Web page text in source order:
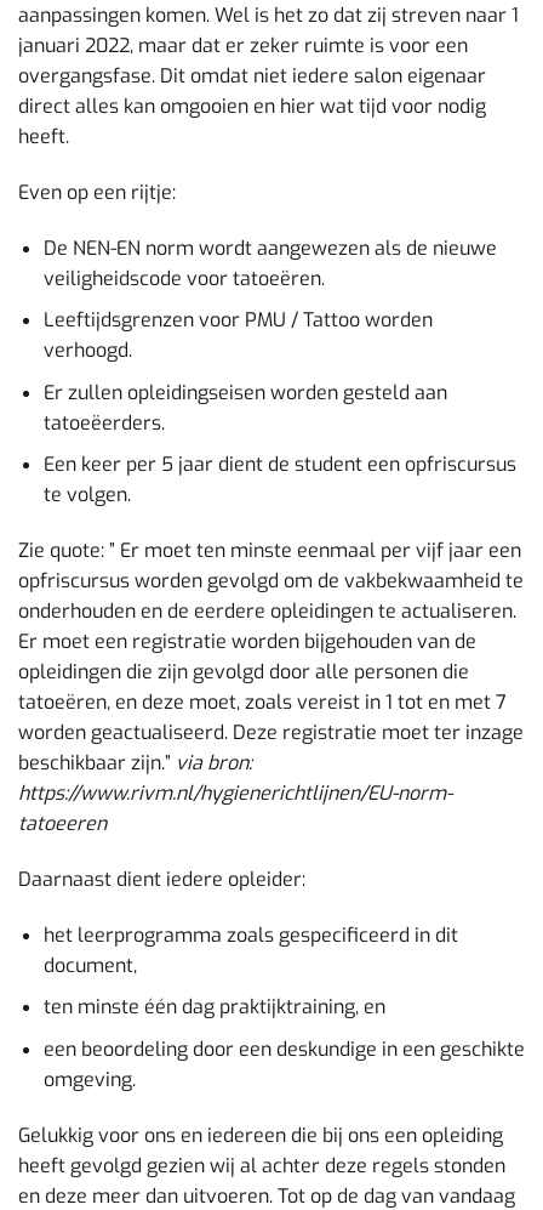
aanpassingen komen. Wel is het zo dat zij streven naar 1
januari 2022, maar dat er zeker ruimte is voor een
overgangsfase. Dit omdat niet iedere salon eigenaar
direct alles kan omgooien en hier wat tijd voor nodig
heeft.
Even op een rijtje:
De NEN-EN norm wordt aangewezen als de nieuwe
veiligheidscode voor tatoeëren.
Leeftijdsgrenzen voor PMU / Tattoo worden
verhoogd.
Er zullen opleidingseisen worden gesteld aan
tatoeëerders.
Een keer per 5 jaar dient de student een opfriscursus
te volgen.
Zie quote: ” Er moet ten minste eenmaal per vijf jaar een
opfriscursus worden gevolgd om de vakbekwaamheid te
onderhouden en de eerdere opleidingen te actualiseren.
Er moet een registratie worden bijgehouden van de
opleidingen die zijn gevolgd door alle personen die
tatoeëren, en deze moet, zoals vereist in 1 tot en met 7
worden geactualiseerd. Deze registratie moet ter inzage
beschikbaar zijn.” via bron:
https://www.rivm.nl/hygienerichtlijnen/EU-norm-
tatoeeren
Daarnaast dient iedere opleider:
het leerprogramma zoals gespecificeerd in dit
document,
ten minste één dag praktijktraining, en
een beoordeling door een deskundige in een geschikte
omgeving.
Gelukkig voor ons en iedereen die bij ons een opleiding
heeft gevolgd gezien wij al achter deze regels stonden
en deze meer dan uitvoeren. Tot op de dag van vandaag